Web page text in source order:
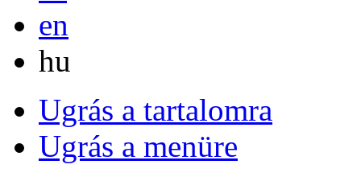
en
hu
Ugrás a tartalomra
Ugrás a menüre